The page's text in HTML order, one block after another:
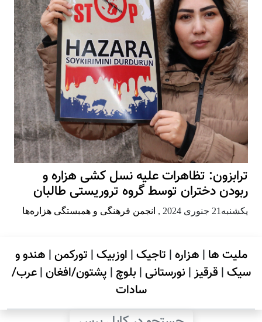
ترابزون: تظاهرات علیه نسل کشی هزاره و
ربودن دختران توسط گروه تروریستی طالبان
يكشنبه21 جنوری 2024 , انجمن فرهنگی و همبستگی هزاره‌ها
ملیت ها | هزاره| تاجیک| اوزبیک| تورکمن| هندو و
سیک| قرقیز| نورستانی| بلوچ | پشتون/افغان|عرب/
سادات